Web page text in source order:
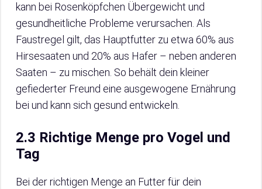
kann bei Rosenköpfchen Übergewicht und
gesundheitliche Probleme verursachen. Als
Faustregel gilt, das Hauptfutter zu etwa 60% aus
Hirsesaaten und 20% aus Hafer – neben anderen
Saaten – zu mischen. So behält dein kleiner
gefiederter Freund eine ausgewogene Ernährung
bei und kann sich gesund entwickeln.
2.3 Richtige Menge pro Vogel und
Tag
Bei der richtigen Menge an Futter für dein